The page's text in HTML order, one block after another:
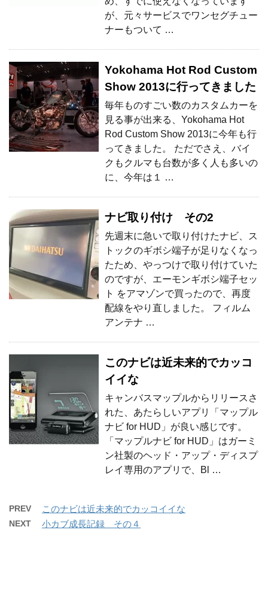
が、元々サービスでワンセグチュー
ナーもついて …
Yokohama Hot Rod Custom
Show 2013に行ってきました
毎年ものすごい数のカスタムカーを
見る事が出来る、Yokohama Hot
Rod Custom Show 2013に今年も行
ってきました。 ただでさえ、バイ
クもクルマも台数が多く人も多いの
に、今年は１ …
ナビ取り付け その2
先週末に急いで取り付けたナビ、ス
トックのギボシ端子が足りなくなっ
たため、やっつけで取り付けていた
のですが、エーモンギボシ端子セッ
ト をアマゾンで買ったので、再度
配線をやり直しました。 フィルム
アンテナ …
このナビは近未来的でカッコ
イイな
キャンバスマップルからリリースさ
れた、あたらしいアプリ「マップル
ナビ for HUD」が良い感じです。
「マップルナビ for HUD」はガーミ
ン社製のヘッド・アップ・ディスプ
レイ専用のアプリで、Bl …
PREV このナビは近未来的でカッコイイな
NEXT 小カブ成長記録 その４